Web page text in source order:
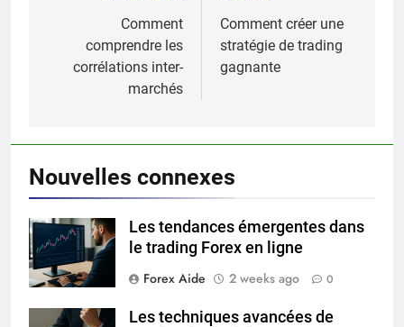
navigationComment
comprendre les
corrélations inter-
marchés
Comment créer une
stratégie de trading
gagnante
Nouvelles connexes
Les tendances émergentes dans
le trading Forex en ligne
Forex Aide
2 weeks ago 0
Les techniques avancées de